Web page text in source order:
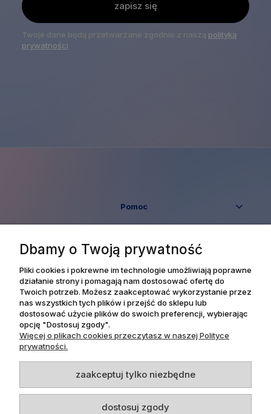
zapisz się
Twoje dane będą przetwarzane zgodnie z naszą polityką
prywatności
Pomoc
Płatności i dostawa
Informacje
Dpl Agency -Projekt i realizacja
Dbamy o Twoją prywatność
Pliki cookies i pokrewne im technologie umożliwiają poprawne
działanie strony i pomagają nam dostosować ofertę do
Twoich potrzeb. Możesz zaakceptować wykorzystanie przez
nas wszystkich tych plików i przejść do sklepu lub
dostosować użycie plików do swoich preferencji, wybierając
opcję "Dostosuj zgody".
Więcej o plikach cookies przeczytasz w naszej Polityce
prywatności.
zaakceptuj tylko niezbędne
dostosuj zgody